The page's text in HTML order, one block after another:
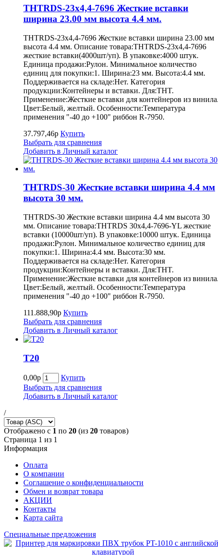
THTRDS-23x4,4-7696 Жесткие вставки
ширина 23.00 мм высота 4.4 мм.
THTRDS-23x4,4-7696 Жесткие вставки ширина 23.00 мм
высота 4.4 мм. Описание товара:THTRDS-23x4,4-7696
жесткие вставки(4000шт/уп). В упаковке:4000 штук.
Единица продажи:Рулон. Минимальное количество
единиц для покупки:1. Ширина:23 мм. Высота:4.4 мм.
Поддерживается на складе:Нет. Категория
продукции:Контейнеры и вставки. Для:THT.
Применение:Жесткие вставки для контейнеров из
Цвет:Белый, желтый. Особенности:Температура
применения "-40 до +100" риббон R-7950.
37.797,46р Купить
Выбрать для сравнения
Добавить в Личный каталог
THTRDS-30 Жесткие вставки ширина 4.4 мм
высота 30 мм.
THTRDS-30 Жесткие вставки ширина 4.4 мм высота 30
мм. Описание товара:THTRDS 30x4,4-7696-YL жесткие
вставки (10000шт/уп). В упаковке:10000 штук. Единица
продажи:Рулон. Минимальное количество единиц для
покупки:1. Ширина:4.4 мм. Высота:30 мм.
Поддерживается на складе:Нет. Категория
продукции:Контейнеры и вставки. Для:THT.
Применение:Жесткие вставки для контейнеров из
Цвет:Белый, желтый. Особенности:Температура
применения "-40 до +100" риббон R-7950.
111.888,90р Купить
Выбрать для сравнения
Добавить в Личный каталог
Т20
0,00р
Купить
Выбрать для сравнения
Добавить в Личный каталог
/
Отображено с 1 по 20 (из 20 товаров)
Страница 1 из 1
Информация
Оплата
О компании
Соглашение о конфиденциальности
Обмен и возврат товара
АКЦИИ
Контакты
Карта сайта
Специальные предложения